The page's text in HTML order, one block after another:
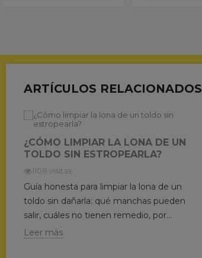
ARTÍCULOS RELACIONADOS
¿CÓMO LIMPIAR LA LONA DE UN
TOLDO SIN ESTROPEARLA?
1108 visitas
Guía honesta para limpiar la lona de un
toldo sin dañarla: qué manchas pueden
salir, cuáles no tienen remedio, por...
Leer más